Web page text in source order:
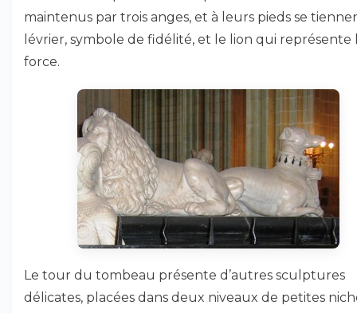
maintenus par trois anges, et à leurs pieds se
lévrier, symbole de fidélité, et le lion qui représente
force.
Le tour du tombeau présente d’autres sculptures
délicates, placées dans deux niveaux de petites